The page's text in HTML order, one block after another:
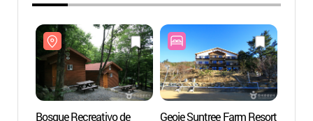
Bosque Recreativo de
Geoje Suntree Farm Resort